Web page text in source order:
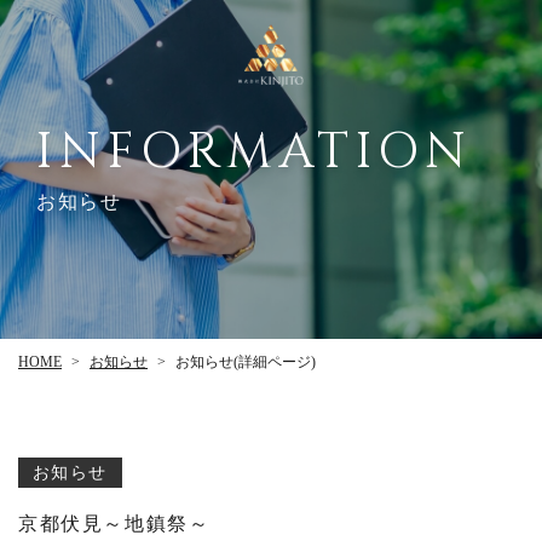
INFORMATION
お知らせ
HOME > お知らせ > お知らせ(詳細ページ)
お知らせ
京都伏見～地鎮祭～